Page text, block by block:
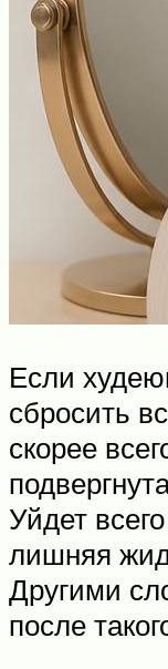
Если
сбросить
скорее
Уйдет
лишняя
Другими
после